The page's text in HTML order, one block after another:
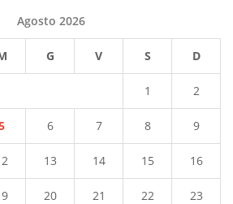
Agosto 2026
G V S D
1 2
6 7 8 9
13 14 15 16
20 21 22 23